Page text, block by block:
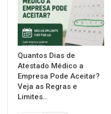
Quantos Dias de
Atestado Médico a
Empresa Pode Aceitar?
Veja as Regras e
Limites…